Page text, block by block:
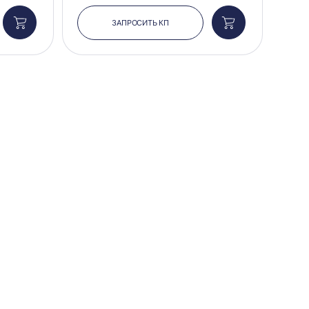
Добавить
в
корзину
ЗАПРОСИТЬ КП
Добавить
в
корзину